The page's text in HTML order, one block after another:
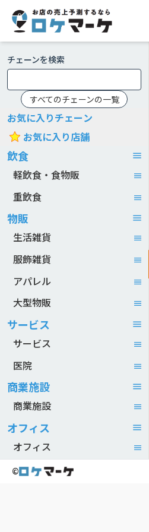
チェーンを検索
すべてのチェーンの一覧
お気に入りチェーン
お気に入り店舗
飲食
軽飲食・食物販
重飲食
物販
生活雑貨
服飾雑貨
アパレル
大型物販
サービス
サービス
医院
商業施設
商業施設
オフィス
オフィス
©